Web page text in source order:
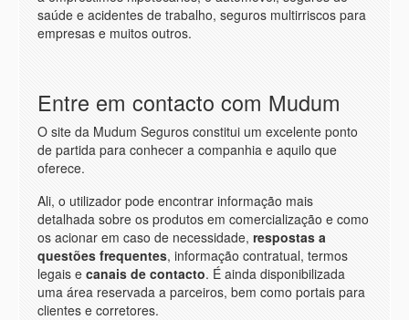
saúde e acidentes de trabalho, seguros multirriscos para
empresas e muitos outros.
Entre em contacto com Mudum
O site da Mudum Seguros constitui um excelente ponto
de partida para conhecer a companhia e aquilo que
oferece.
Ali, o utilizador pode encontrar informação mais
detalhada sobre os produtos em comercialização e como
os acionar em caso de necessidade, respostas a
questões frequentes, informação contratual, termos
legais e canais de contacto. É ainda disponibilizada
uma área reservada a parceiros, bem como portais para
clientes e corretores.